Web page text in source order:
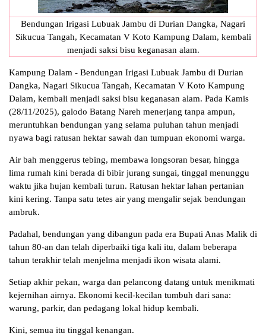
Bendungan Irigasi Lubuak Jambu di Durian Dangka, Nagari
Sikucua Tangah, Kecamatan V Koto Kampung Dalam, kembali
menjadi saksi bisu keganasan alam.
Kampung Dalam - Bendungan Irigasi Lubuak Jambu di Durian
Dangka, Nagari Sikucua Tangah, Kecamatan V Koto Kampung
Dalam, kembali menjadi saksi bisu keganasan alam. Pada Kamis
(28/11/2025), galodo Batang Nareh menerjang tanpa ampun,
meruntuhkan bendungan yang selama puluhan tahun menjadi
nyawa bagi ratusan hektar sawah dan tumpuan ekonomi warga.
Air bah menggerus tebing, membawa longsoran besar, hingga
lima rumah kini berada di bibir jurang sungai, tinggal menunggu
waktu jika hujan kembali turun. Ratusan hektar lahan pertanian
kini kering. Tanpa satu tetes air yang mengalir sejak bendungan
ambruk.
Padahal, bendungan yang dibangun pada era Bupati Anas Malik di
tahun 80-an dan telah diperbaiki tiga kali itu, dalam beberapa
tahun terakhir telah menjelma menjadi ikon wisata alami.
Setiap akhir pekan, warga dan pelancong datang untuk menikmati
kejernihan airnya. Ekonomi kecil-kecilan tumbuh dari sana:
warung, parkir, dan pedagang lokal hidup kembali.
Kini, semua itu tinggal kenangan.